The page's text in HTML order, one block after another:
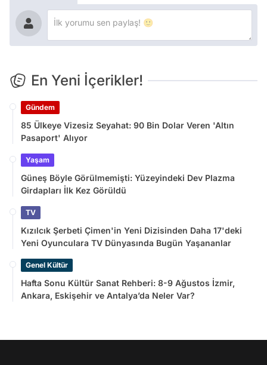
En Yeni İçerikler!
Gündem
85 Ülkeye Vizesiz Seyahat: 90 Bin Dolar Veren 'Altın
Pasaport' Alıyor
Yaşam
Güneş Böyle Görülmemişti: Yüzeyindeki Dev Plazma
Girdapları İlk Kez Görüldü
TV
Kızılcık Şerbeti Çimen'in Yeni Dizisinden Daha 17'deki
Yeni Oyunculara TV Dünyasında Bugün Yaşananlar
Genel Kültür
Hafta Sonu Kültür Sanat Rehberi: 8-9 Ağustos İzmir,
Ankara, Eskişehir ve Antalya’da Neler Var?